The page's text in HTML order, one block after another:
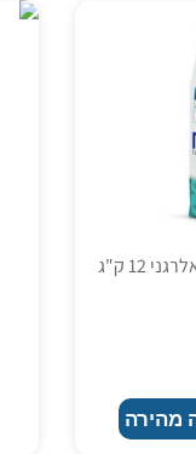
12 ק"ג
מהירה